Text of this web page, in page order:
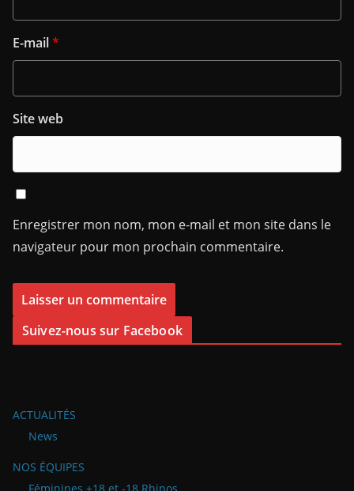
E-mail*
Site web
Enregistrer mon nom, mon e-mail et mon site dans le
navigateur pour mon prochain commentaire.
Suivez-nous sur Facebook
ACTUALITÉS
News
NOS ÉQUIPES